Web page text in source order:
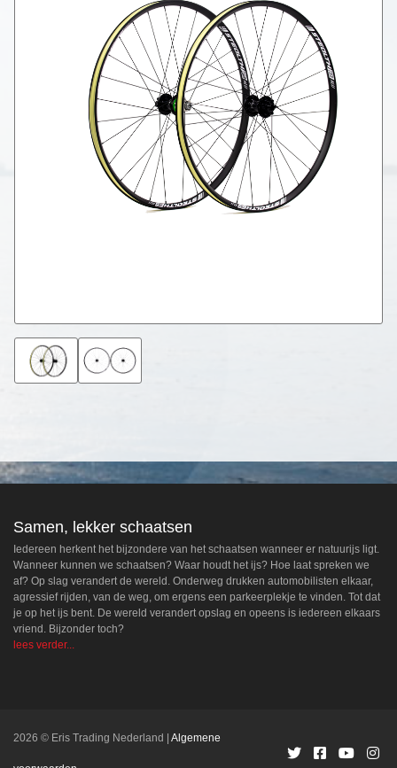
Samen, lekker schaatsen
Iedereen herkent het bijzondere van het schaatsen wanneer er natuurijs ligt.
Wanneer kunnen we schaatsen? Waar houdt het ijs? Hoe laat spreken we
af? Op slag verandert de wereld. Onderweg drukken automobilisten elkaar,
agressief rijden, van de weg, om ergens een parkeerplekje te vinden. Tot dat
je op het ijs bent. De wereld verandert opslag en opeens is iedereen elkaars
vriend. Bijzonder toch?
lees verder...
2026 © Eris Trading Nederland Algemene